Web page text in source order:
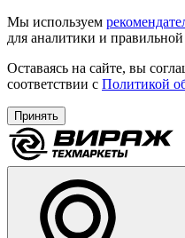
Мы используем
для аналитики и
Оставаясь на сайте, вы
соответствии с Политикой
Принять